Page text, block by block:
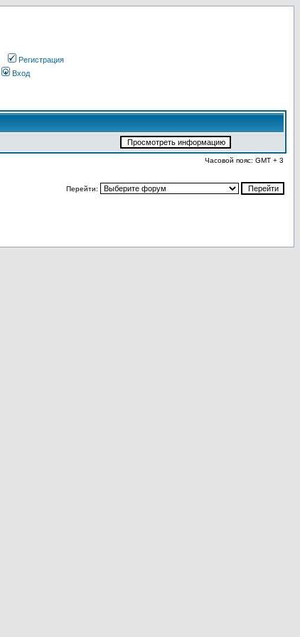
Регистрация
Вход
Часовой пояс: GMT + 3
Перейти: